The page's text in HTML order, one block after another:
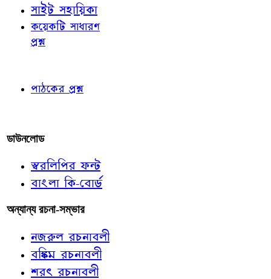
সাইট সহায়িকা
কয়েকটি সাধারণ
প্রশ্ন
পাঠকের প্রশ্ন
ডাউনলোড
স্বরলিপির ফন্ট
বাংলা কি-বোর্ড
অন্যান্য রচনা-সম্ভার
নজরুল রচনাবলী
বঙ্কিম রচনাবলী
শরৎ রচনাবলী